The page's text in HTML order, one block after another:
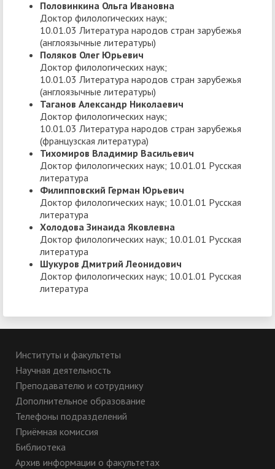
Половинкина Ольга Ивановна
Доктор филологических наук;
10.01.03 Литература народов стран зарубежья
(англоязычные литературы)
Поляков Олег Юрьевич
Доктор филологических наук;
10.01.03 Литература народов стран зарубежья
(англоязычные литературы)
Таганов Александр Николаевич
Доктор филологических наук;
10.01.03 Литература народов стран зарубежья
(французская литература)
Тихомиров Владимир Васильевич
Доктор филологических наук; 10.01.01 Русская
литература
Филипповский Герман Юрьевич
Доктор филологических наук; 10.01.01 Русская
литература
Холодова Зинаида Яковлевна
Доктор филологических наук; 10.01.01 Русская
литература
Шукуров Дмитрий Леонидович
Доктор филологических наук; 10.01.01 Русская
литература
Институты и факультеты
Научная деятельность
Преподавателю и сотруднику
Дополнительное образование
Телефоны подразделений
Приёмная комиссия
Библиотека
Архив информации о факультетах